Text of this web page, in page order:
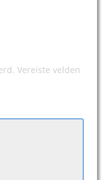
Vereiste velden